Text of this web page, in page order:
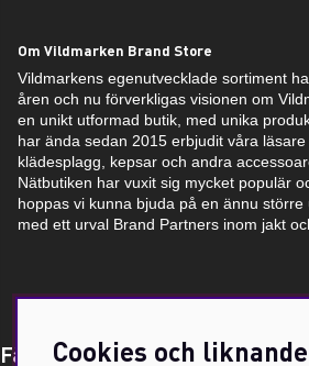
Om Vildmarken Brand Store
Vildmarkens egenutvecklade sortiment
åren och nu förverkligas visionen om
en unikt utformad butik, med unika
har ända sedan 2015 erbjudit våra
klädesplagg, kepsar och andra
Nätbutiken har vuxit sig mycket populär
hoppas vi kunna bjuda på en ännu
med ett urval Brand Partners inom jakt
Få Magasin Vildmarken direkt
Cookies och